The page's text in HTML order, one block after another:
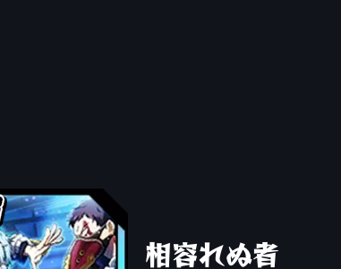
相容れぬ者